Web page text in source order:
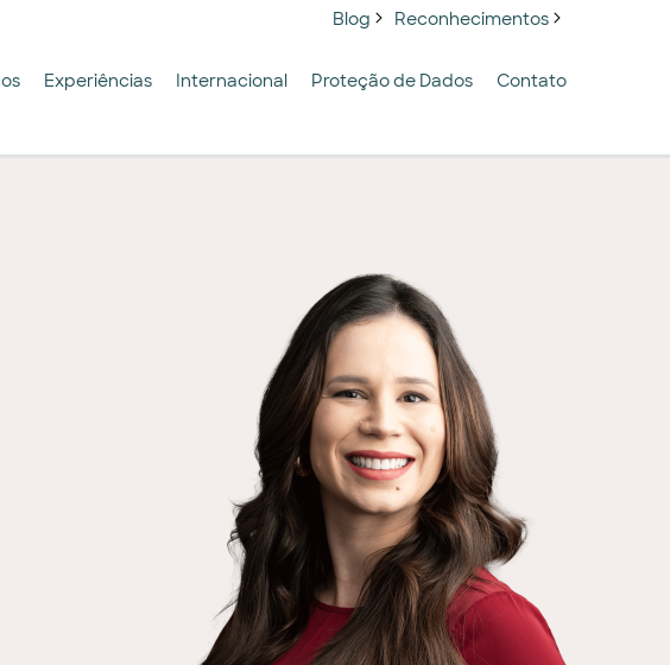
Blog Reconhecimentos
Experiências Internacional Proteção de Dados Contato